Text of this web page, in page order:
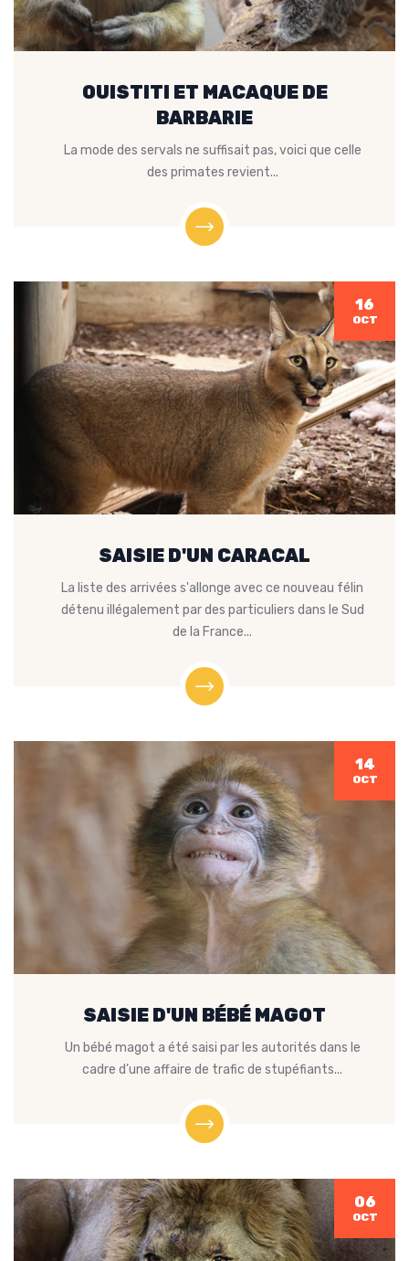
OUISTITI ET MACAQUE DE
BARBARIE
La mode des servals ne suffisait pas, voici que celle
des primates revient...
16
OCT
SAISIE D'UN CARACAL
La liste des arrivées s'allonge avec ce nouveau félin
détenu illégalement par des particuliers dans le Sud
de la France...
14
OCT
SAISIE D'UN BÉBÉ MAGOT
Un bébé magot a été saisi par les autorités dans le
cadre d’une affaire de trafic de stupéfiants...
06
OCT